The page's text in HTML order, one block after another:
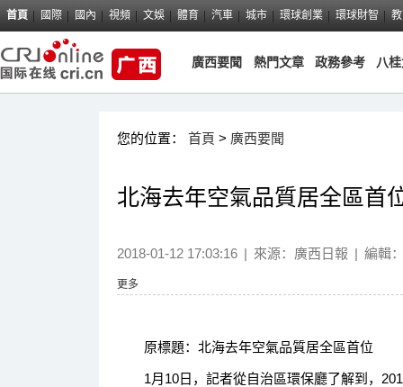
首頁 國際 國內 視頻 文娛 體育 汽車 城市 環球創業 環球財智
廣西要聞 熱門文章 政務參考 八
您的位置： 首頁 > 廣西要聞
北海去年空氣品質居全區首
2018-01-12 17:03:16 | 來源： 廣西日報 | 編輯
更多
原標題：北海去年空氣品質居全區首位
1月10日，記者從自治區環保廳了解到，